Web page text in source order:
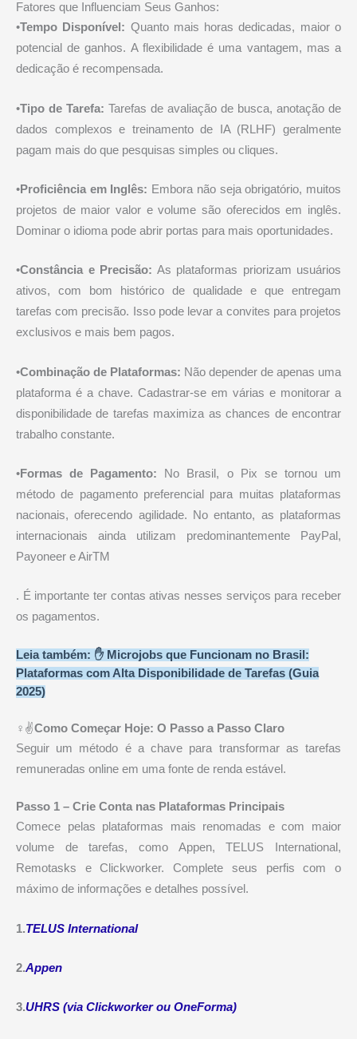
Fatores que Influenciam Seus Ganhos:
•Tempo Disponível: Quanto mais horas dedicadas, maior o
potencial de ganhos. A flexibilidade é uma vantagem, mas a
dedicação é recompensada.
•Tipo de Tarefa: Tarefas de avaliação de busca, anotação de
dados complexos e treinamento de IA (RLHF) geralmente
pagam mais do que pesquisas simples ou cliques.
•Proficiência em Inglês: Embora não seja obrigatório, muitos
projetos de maior valor e volume são oferecidos em inglês.
Dominar o idioma pode abrir portas para mais oportunidades.
•Constância e Precisão: As plataformas priorizam usuários
ativos, com bom histórico de qualidade e que entregam
tarefas com precisão. Isso pode levar a convites para projetos
exclusivos e mais bem pagos.
•Combinação de Plataformas: Não depender de apenas uma
plataforma é a chave. Cadastrar-se em várias e monitorar a
disponibilidade de tarefas maximiza as chances de encontrar
trabalho constante.
•Formas de Pagamento: No Brasil, o Pix se tornou um
método de pagamento preferencial para muitas plataformas
nacionais, oferecendo agilidade. No entanto, as plataformas
internacionais ainda utilizam predominantemente PayPal,
Payoneer e AirTM
. É importante ter contas ativas nesses serviços para receber
os pagamentos.
Leia também: ✋ Microjobs que Funcionam no Brasil:
Plataformas com Alta Disponibilidade de Tarefas (Guia
2025)
‍♀️✌Como Começar Hoje: O Passo a Passo Claro
Seguir um método é a chave para transformar as tarefas
remuneradas online em uma fonte de renda estável.
Passo 1 – Crie Conta nas Plataformas Principais
Comece pelas plataformas mais renomadas e com maior
volume de tarefas, como Appen, TELUS International,
Remotasks e Clickworker. Complete seus perfis com o
máximo de informações e detalhes possível.
1.TELUS International
2.Appen
3.UHRS (via Clickworker ou OneForma)